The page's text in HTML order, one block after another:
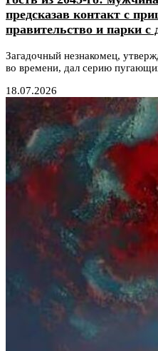
предсказав контакт с
правительство и парки с
Загадочный незнакомец,
во времени, дал серию
18.07.2026